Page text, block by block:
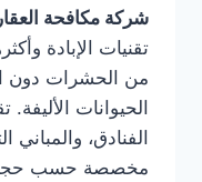
شركة مكافحة
تقنيات الإبادة
من الحشرات دون
الحيوانات
الفنادق، والمباني
مخصصة حسب حجم